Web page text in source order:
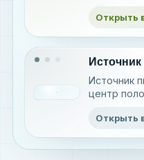
Открыть
Источник
центр
Открыть